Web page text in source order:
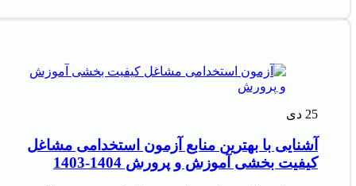
25 دی
آشنایی با بهترین منابع آزمون استخدامی مشاغل
کیفیت بخشی آموزش و پرورش 1404-1403